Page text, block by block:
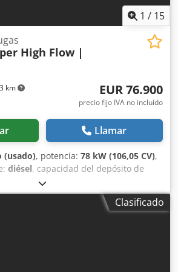
1 / 15
km
High Flow |
EUR 76.900
precio fijo IVA no incluído
Llamar
(usado), potencia: 78 kW (106,05 CV),
diésel, capacidad del depósito de
otro, altura de elevación:
2023, horas de funcionamiento:
, Número de
Clasificado